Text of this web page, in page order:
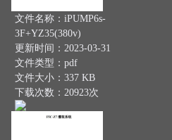
文件名称：iPUMP6s-
3F+YZ35(380v)
更新时间：2023-03-31
文件类型：pdf
文件大小：337 KB
下载次数：20923次